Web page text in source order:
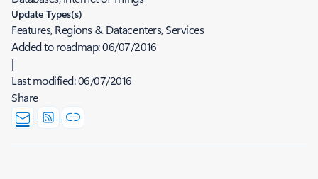
Update Types(s)
Features, Regions & Datacenters, Services
Added to roadmap:06/07/2016
|
Last modified:06/07/2016
Share